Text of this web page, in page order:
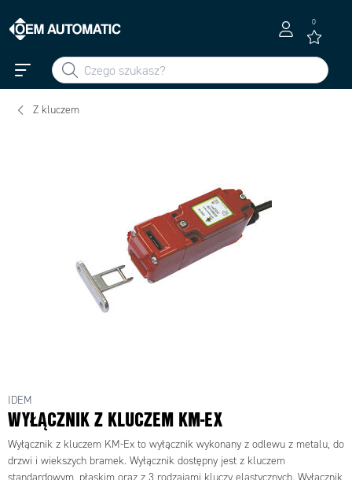
0
Z kluczem
IDEM
WYŁĄCZNIK Z KLUCZEM KM-EX
Wyłącznik z kluczem KM-Ex to wyłącznik wykonany z odlewu z metalu, do
drzwi i wiekszych bramek. Wyłącznik dostępny jest z kluczem
standardowym, płaskim oraz z 3 rodzajami kluczy elastycznych. Wyłącznik